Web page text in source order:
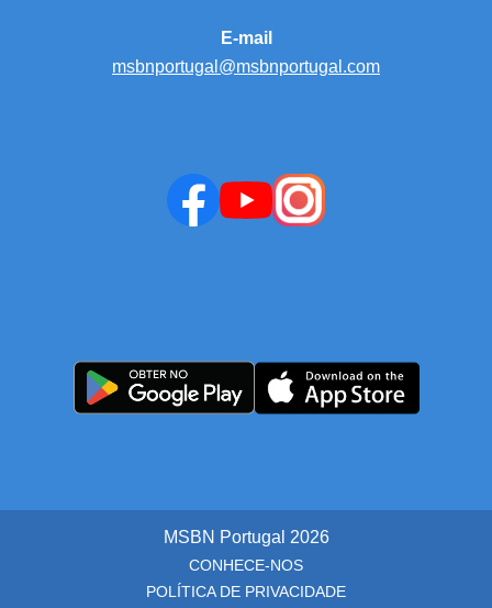
E-mail
msbnportugal@msbnportugal.com
MSBN Portugal 2026
CONHECE-NOS
POLÍTICA DE PRIVACIDADE